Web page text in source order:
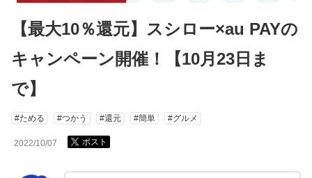
【最大10％還元】スシロー×au PAYの
キャンペーン開催！【10月23日ま
で】
#ためる #つかう #還元 #簡単 #グルメ
2022/10/07 ポスト